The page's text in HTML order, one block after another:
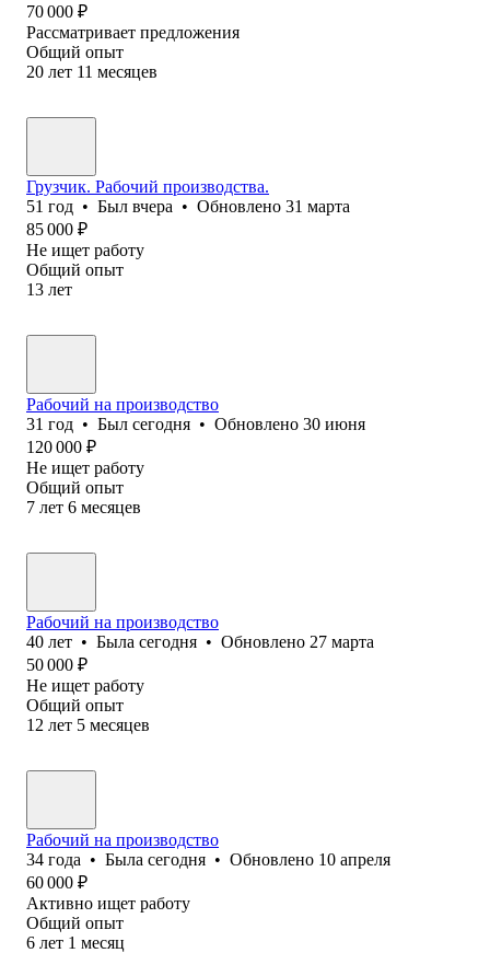
70 000 ₽
Рассматривает предложения
Общий опыт
20 лет 11 месяцев
Грузчик. Рабочий производства.
51 год • Был вчера • Обновлено 31 марта
85 000 ₽
Не ищет работу
Общий опыт
13 лет
Рабочий на производство
31 год • Был сегодня • Обновлено 30 июня
120 000 ₽
Не ищет работу
Общий опыт
7 лет 6 месяцев
Рабочий на производство
40 лет • Была сегодня • Обновлено 27 марта
50 000 ₽
Не ищет работу
Общий опыт
12 лет 5 месяцев
Рабочий на производство
34 года • Была сегодня • Обновлено 10 апреля
60 000 ₽
Активно ищет работу
Общий опыт
6 лет 1 месяц